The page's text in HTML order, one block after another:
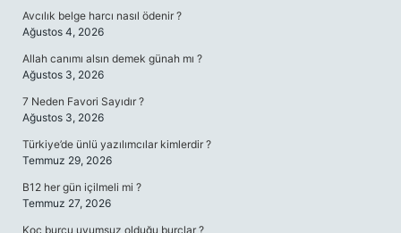
Avcılık belge harcı nasıl ödenir ?
Ağustos 4, 2026
Allah canımı alsın demek günah mı ?
Ağustos 3, 2026
7 Neden Favori Sayıdır ?
Ağustos 3, 2026
Türkiye’de ünlü yazılımcılar kimlerdir ?
Temmuz 29, 2026
B12 her gün içilmeli mi ?
Temmuz 27, 2026
Koç burcu uyumsuz olduğu burçlar ?